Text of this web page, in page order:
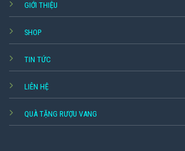
GIỚI THIỆU
SHOP
TIN TỨC
LIÊN HỆ
QUÀ TẶNG RƯỢU VANG